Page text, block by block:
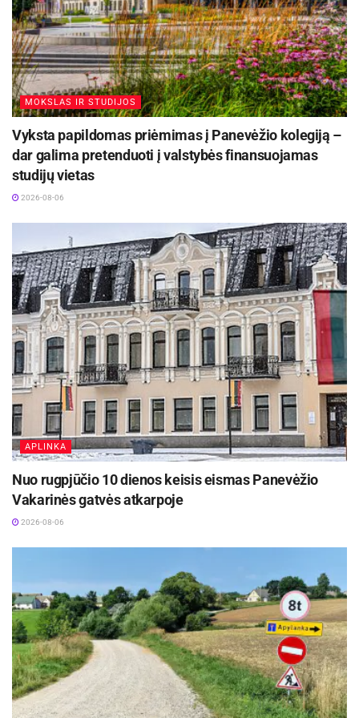
MOKSLAS IR STUDIJOS
Vyksta papildomas priėmimas į Panevėžio kolegiją –
dar galima pretenduoti į valstybės finansuojamas
studijų vietas
2026-08-06
APLINKA
Nuo rugpjūčio 10 dienos keisis eismas Panevėžio
Vakarinės gatvės atkarpoje
2026-08-06